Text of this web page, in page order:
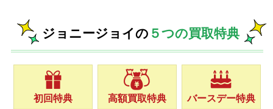
ジョニージョイの ５つの買取特典
初回特典 高額買取特典 バースデー特典